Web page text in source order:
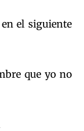
el siguiente
que yo no